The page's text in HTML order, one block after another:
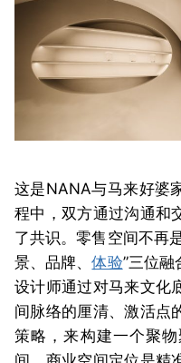
这是NANA与马来好婆
程中，双方通过沟通和
了共识。零售空间不再
景、品牌、体验”三位融
设计师通过对马来文化
间脉络的厘清、激活点
策略，来构建一个聚